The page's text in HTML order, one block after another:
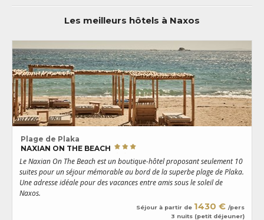
Les meilleurs hôtels à Naxos
Plage de Plaka
NAXIAN ON THE BEACH
Le Naxian On The Beach est un boutique-hôtel proposant seulement 10
suites pour un séjour mémorable au bord de la superbe plage de Plaka.
Une adresse idéale pour des vacances entre amis sous le soleil de
Naxos.
Séjour à partir de 1430 € /pers
3 nuits (petit déjeuner)